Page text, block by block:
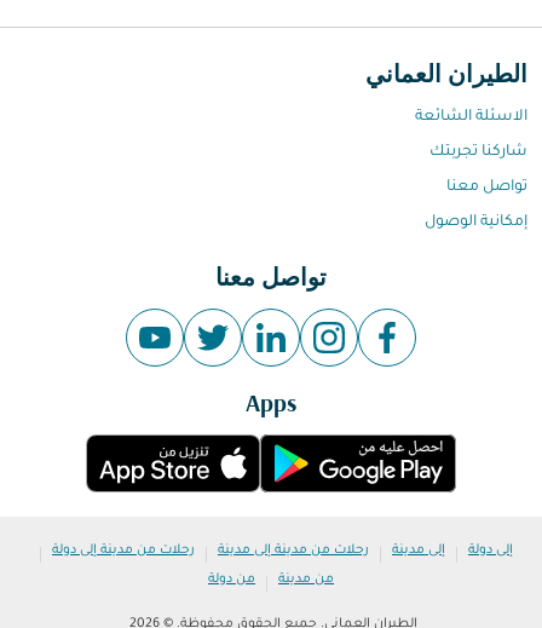
الطيران العماني
الاسئلة الشائعة
شاركنا تجربتك
تواصل معنا
إمكانية الوصول
تواصل معنا
Apps
إلى دولة | إلى مدينة | رحلات من مدينة إلى مدينة | رحلات من مدينة إلى دولة |
من مدينة | من دولة
الطيران العماني. جميع الحقوق محفوظة. © 2026